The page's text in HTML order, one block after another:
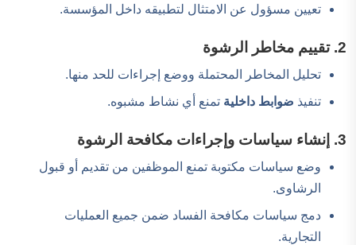
تعيين مسؤول عن الامتثال لتطبيقه داخل المؤسسة.
2. تقييم مخاطر الرشوة
تحليل المخاطر المحتملة ووضع إجراءات للحد منها.
تنفيذ ضوابط داخلية تمنع أي نشاط مشبوه.
3. إنشاء سياسات وإجراءات مكافحة الرشوة
وضع سياسات مكتوبة تمنع الموظفين من تقديم أو قبول
الرشاوى.
دمج سياسات مكافحة الفساد ضمن جميع العمليات
التجارية.